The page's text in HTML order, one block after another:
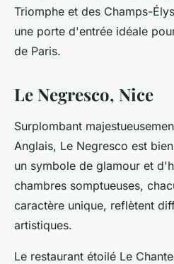
Triomphe et des Champs-
une porte d'entrée idéale
de Paris.
Le Negresco, Nice
Surplombant
Anglais, Le Negresco est
un symbole de glamour et
chambres somptueuses,
caractère unique, reflètent
artistiques.
Le restaurant étoilé Le